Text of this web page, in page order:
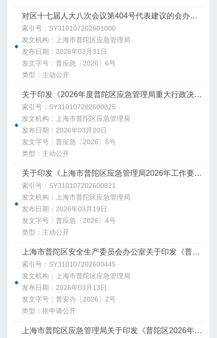
对区十七届人大八次会议第404号代表建议的会办意见
索引号：SY310107202601000
发文机构：上海市普陀区应急管理局
发布日期：2026年03月31日
发文字号：普应急〔2026〕6号
类型：主动公开
关于印发《2026年度普陀区应急管理局重大行政决策事项目录》的通知
索引号：SY310107202600825
发文机构：上海市普陀区应急管理局
发布日期：2026年03月20日
发文字号：普应急〔2026〕5号
类型：主动公开
关于印发《上海市普陀区应急管理局2026年工作要点》的通知
索引号：SY310107202600821
发文机构：上海市普陀区应急管理局
发布日期：2026年03月19日
发文字号：普应急〔2026〕4号
类型：主动公开
上海市普陀区安全生产委员会办公室关于印发《普陀区2025年生产安全事故整改和防范措施落实情况评估工作方案》的通知
索引号：SY310107202600445
发文机构：上海市普陀区应急管理局
发布日期：2026年03月13日
发文字号：普安办〔2026〕2号
类型：依申请公开
上海市普陀区应急管理局关于印发《普陀区2026年防灾减灾救灾工作要点》的通知